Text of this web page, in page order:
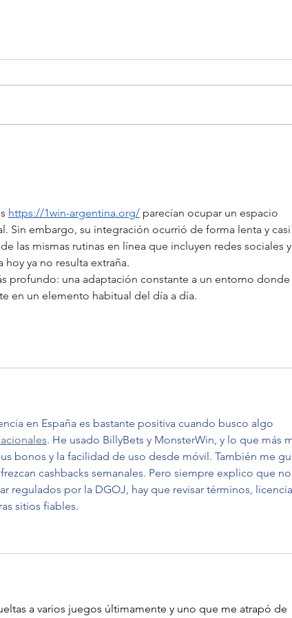
https://1win-argentina.org/ parecían ocupar un espacio
Sin embargo, su integración ocurrió de forma lenta y casi
las mismas rutinas en línea que incluyen redes sociales y
hoy ya no resulta extraña.
profundo: una adaptación constante a un entorno donde
en un elemento habitual del día a día.
en España es bastante positiva cuando busco algo
. He usado BillyBets y MonsterWin, y lo que más
bonos y la facilidad de uso desde móvil. También me
cashbacks semanales. Pero siempre explico que no
regulados por la DGOJ, hay que revisar términos,
sitios fiables.
a varios juegos últimamente y uno que me atrapó de